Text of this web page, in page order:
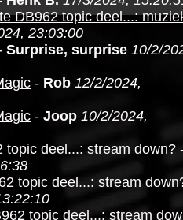
DB962 topic deel...:
23:03:00
Surprise, surprise 10/2/
- Rob 12/2/2024,
- Joop 10/2/2024,
topic deel...: stream down?
topic deel...: stream
topic deel...: stream